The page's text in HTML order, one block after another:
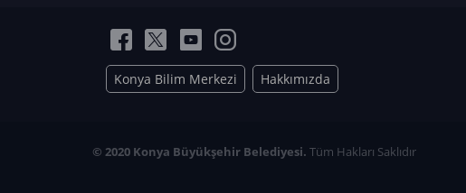
Elif Sara
Ayşe Edanur Başer
Gözde Düriye Alkan
Ceren Eda Erol
Konya Bilim Merkezi Hakkımızda
© 2020 Konya Büyükşehir Belediyesi. Tüm Hakları Saklıdır